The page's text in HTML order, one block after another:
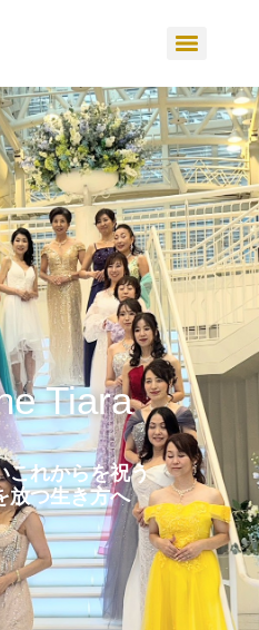
Tiara
これからを祝う
放つ生き方へ